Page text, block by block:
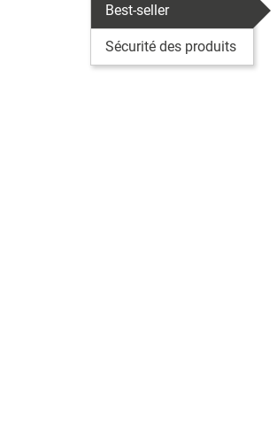
Best-seller
Sécurité des produits